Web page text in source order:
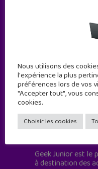
Geek Junior est le
à destination des
Nous utilisons des
l'expérience la plus
préférences lors de vos
"Accepter tout", vous
cookies.
Choisir les cookies